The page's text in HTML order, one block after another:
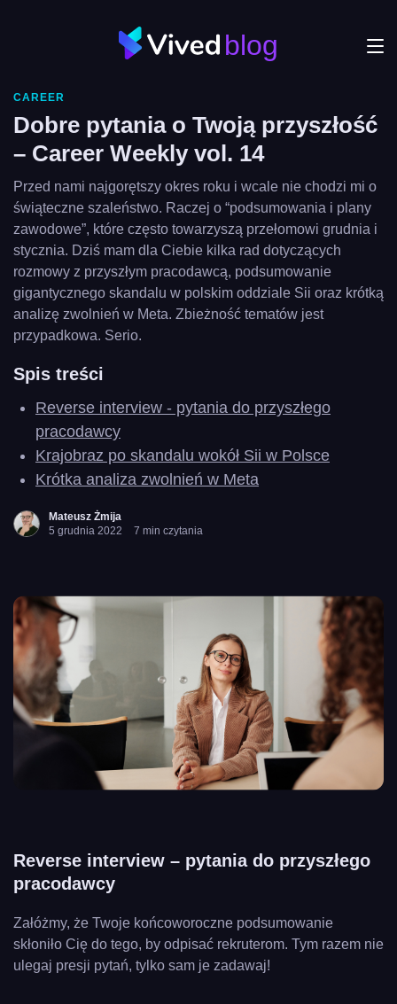
blog
JVM
Craftsmanship
Frontend
Autorzy
Odkryj
Vived
policy
CAREER
Dobre pytania o Twoją przyszłość
– Career Weekly vol. 14
Przed nami najgorętszy okres roku i wcale nie chodzi mi o
świąteczne szaleństwo. Raczej o “podsumowania i plany
zawodowe”, które często towarzyszą przełomowi grudnia i
stycznia. Dziś mam dla Ciebie kilka rad dotyczących
rozmowy z przyszłym pracodawcą, podsumowanie
gigantycznego skandalu w polskim oddziale Sii oraz krótką
analizę zwolnień w Meta. Zbieżność tematów jest
przypadkowa. Serio.
Spis treści
Reverse interview - pytania do przyszłego
pracodawcy
Krajobraz po skandalu wokół Sii w Polsce
Krótka analiza zwolnień w Meta
Mateusz Żmija
5 grudnia 2022
7 min czytania
Reverse interview – pytania do przyszłego
pracodawcy
Załóżmy, że Twoje końcoworoczne podsumowanie
skłoniło Cię do tego, by odpisać rekruterom. Tym razem nie
ulegaj presji pytań, tylko sam je zadawaj!